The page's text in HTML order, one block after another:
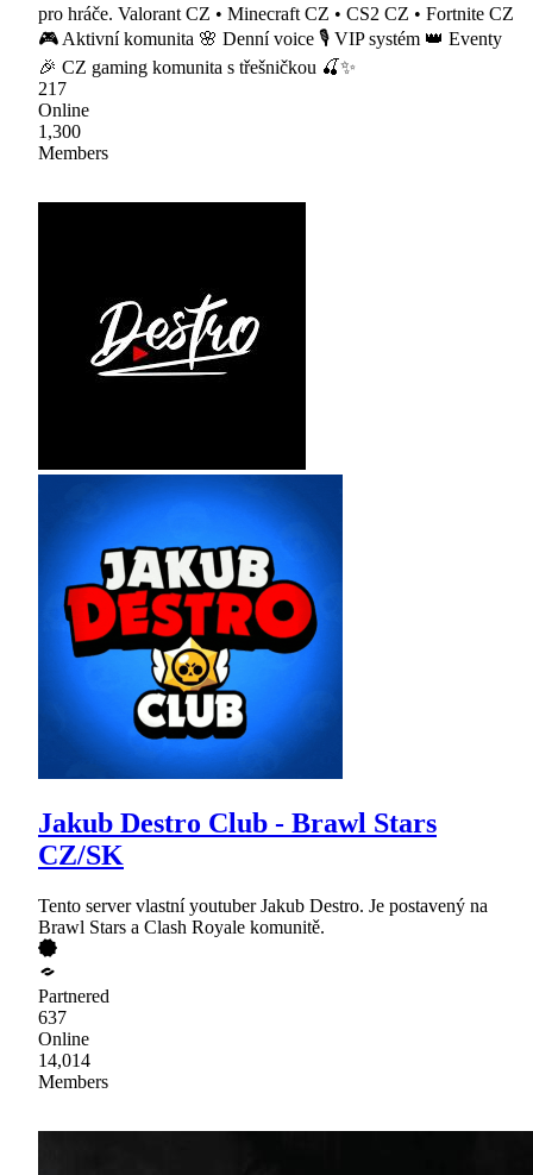
pro hráče. Valorant CZ • Minecraft CZ • CS2 CZ • Fortnite CZ
🎮 Aktivní komunita 🌸 Denní voice 🎙 VIP systém 👑 Eventy
🎉 CZ gaming komunita s třešničkou 🍒✨
217
Online
1,300
Members
Jakub Destro Club - Brawl Stars
CZ/SK
Tento server vlastní youtuber Jakub Destro. Je postavený na
Brawl Stars a Clash Royale komunitě.
Partnered
637
Online
14,014
Members